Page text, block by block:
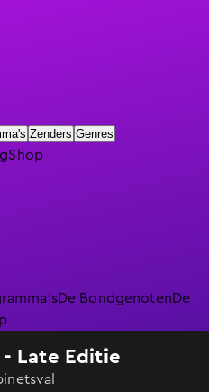
Zenders Genres
Shop
De BondgenotenDe
- Late Editie